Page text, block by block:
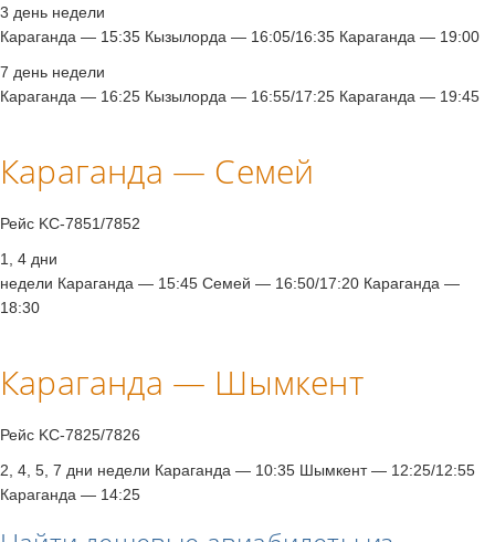
3 день недели
Караганда — 15:35 Кызылорда — 16:05/16:35 Караганда — 19:00
7 день недели
Караганда — 16:25 Кызылорда — 16:55/17:25 Караганда — 19:45
Караганда — Семей
Рейс KC-7851/7852
1, 4 дни
недели Караганда — 15:45 Семей — 16:50/17:20 Караганда —
18:30
Караганда — Шымкент
Рейс KC-7825/7826
2, 4, 5, 7 дни недели Караганда — 10:35 Шымкент — 12:25/12:55
Караганда — 14:25